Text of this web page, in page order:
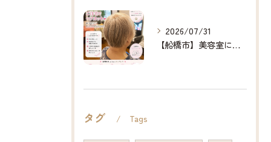
2026/07/31
【船橋市】美容室に行けない…をなくしたい✂️✨
タグ Tags